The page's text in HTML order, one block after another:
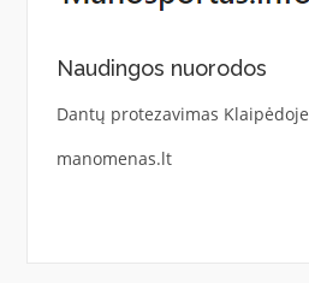
Naudingos nuorodos
Dantų protezavimas Klaipėdoje
manomenas.lt